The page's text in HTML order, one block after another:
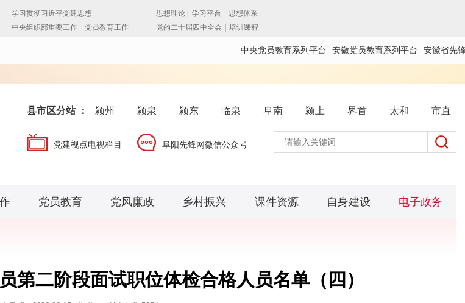
中央党员教育系列平台 安徽党员教育系列平台 安徽省先
县市区分站 ： 颍州 颍泉 颍东 临泉 阜南 颍上 界首 太和 市直
党建视点电视栏目 阜阳先锋网微信公众号
党员教育 党风廉政 乡村振兴 课件资源 自身建设 电子政务
第二阶段面试职位体检合格人员名单（四）